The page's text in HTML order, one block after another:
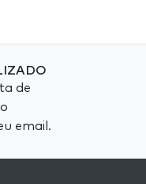
de
email.